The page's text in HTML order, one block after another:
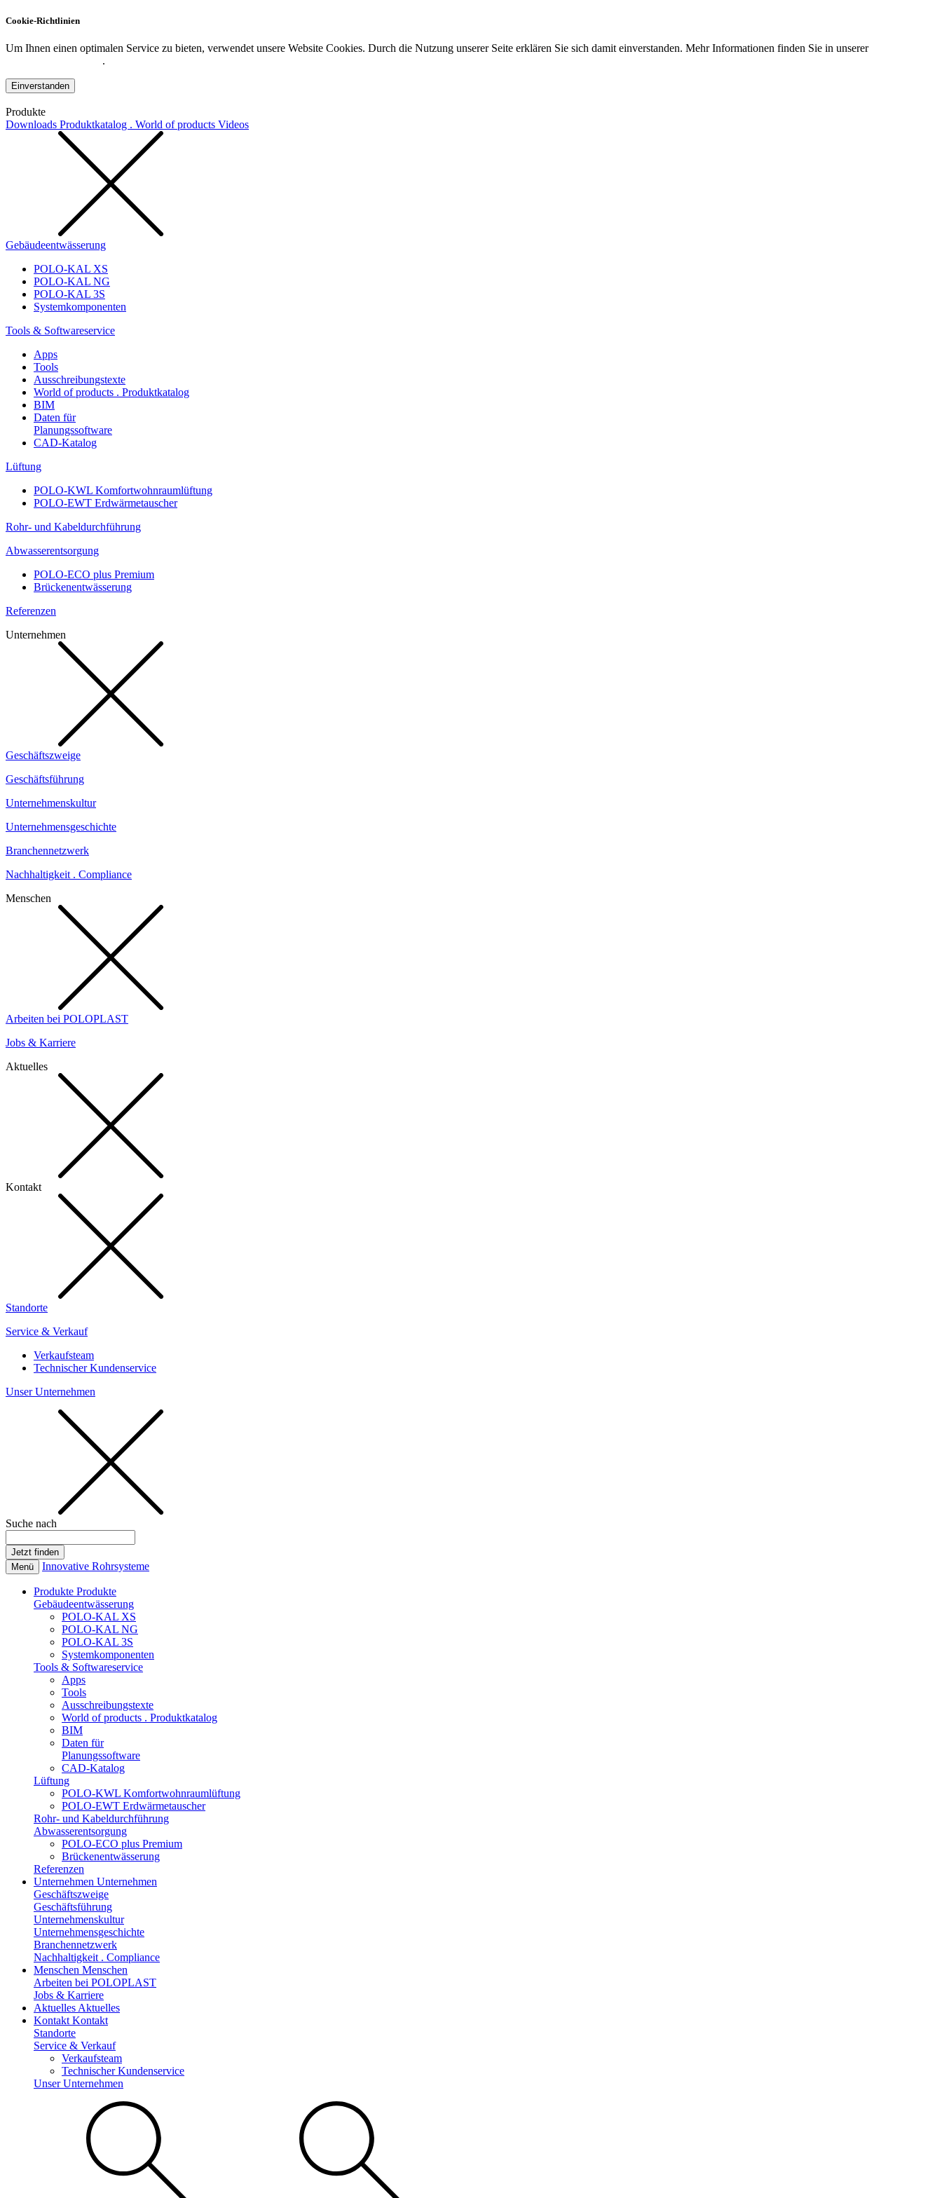
Cookie-Richtlinien
Um Ihnen einen optimalen Service zu bieten, verwendet unsere Website Cookies. Durch die Nutzung unserer Seite erklären Sie sich damit einverstanden. Mehr Informationen finden Sie in unserer
.
Einverstanden
Produkte
Downloads Produktkatalog . World of products Videos
Gebäudeentwässerung
POLO-KAL XS
POLO-KAL NG
POLO-KAL 3S
Systemkomponenten
Tools & Softwareservice
Apps
Tools
Ausschreibungstexte
World of products . Produktkatalog
BIM
Daten für
Planungssoftware
CAD-Katalog
Lüftung
POLO-KWL Komfortwohnraumlüftung
POLO-EWT Erdwärmetauscher
Rohr- und Kabeldurchführung
Abwasserentsorgung
POLO-ECO plus Premium
Brückenentwässerung
Referenzen
Unternehmen
Geschäftszweige
Geschäftsführung
Unternehmenskultur
Unternehmensgeschichte
Branchennetzwerk
Nachhaltigkeit . Compliance
Menschen
Arbeiten bei POLOPLAST
Jobs & Karriere
Aktuelles
Kontakt
Standorte
Service & Verkauf
Verkaufsteam
Technischer Kundenservice
Unser Unternehmen
Suche nach
Menü Innovative Rohrsysteme
Produkte Produkte
Gebäudeentwässerung
POLO-KAL XS
POLO-KAL NG
POLO-KAL 3S
Systemkomponenten
Tools & Softwareservice
Apps
Tools
Ausschreibungstexte
World of products . Produktkatalog
BIM
Daten für
Planungssoftware
CAD-Katalog
Lüftung
POLO-KWL Komfortwohnraumlüftung
POLO-EWT Erdwärmetauscher
Rohr- und Kabeldurchführung
Abwasserentsorgung
POLO-ECO plus Premium
Brückenentwässerung
Referenzen
Unternehmen Unternehmen
Geschäftszweige
Geschäftsführung
Unternehmenskultur
Unternehmensgeschichte
Branchennetzwerk
Nachhaltigkeit . Compliance
Menschen Menschen
Arbeiten bei POLOPLAST
Jobs & Karriere
Aktuelles Aktuelles
Kontakt Kontakt
Standorte
Service & Verkauf
Verkaufsteam
Technischer Kundenservice
Unser Unternehmen